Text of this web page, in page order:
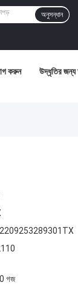
অনুসন্ধান
করুন উদ্ধৃতির
গজ